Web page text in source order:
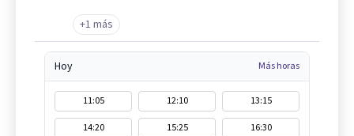
+1 más
Hoy Más horas
11:05 12:10
13:15
14:20
15:25 16:30